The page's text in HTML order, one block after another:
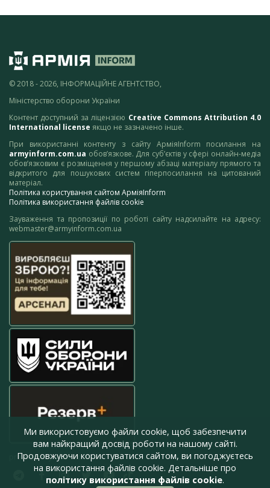
© 2018 - 2026, ІНФОРМАЦІЙНЕ АГЕНТСТВО,
Міністерство оборони України
Контент доступний за ліцензією Creative Commons Attribution 4.0
International license якщо не зазначено інше.
При використанні контенту з сайту АрміяInform посилання на
armyinform.com.ua обов’язкове. Для суб’єктів у сфері онлайн-медіа
обов’язковим є розміщення у першому абзаці матеріалу прямого та
відкритого для пошукових систем гіперпосилання на цитований
матеріал.
Політика користування сайтом АрміяInform
Політика використання файлів cookie
Зауваження та пропозиції по роботі сайту надсилайте на адресу:
webmaster@armyinform.com.ua
press@armyinform.com.ua
Ми використовуємо файли cookie, щоб забезпечити
вам найкращий досвід роботи на нашому сайті.
Продовжуючи користуватися сайтом, ви погоджуєтесь
на використання файлів cookie. Детальніше про
політику використання файлів cookie.